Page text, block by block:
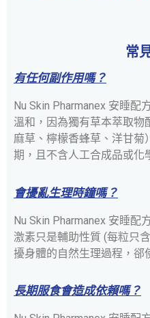
常
有任何副作用嗎？
Nu Skin Pharmanex 安睡
溫和，因為獨有草本萃取
麻草、檸檬香蜂草、洋甘菊
期，且不含人工合成品或化
會擾亂生理時鐘嗎？
Nu Skin Pharmanex 安睡配
激素只是輔助性質 (每粒只
擾身體的自然生理過程，郤
長期服食會造成依賴嗎？